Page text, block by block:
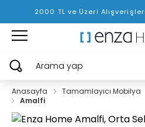
2000 TL ve Üzeri
Arama yap
Anasayfa Tamamlayıcı Mobilya
Amalfi